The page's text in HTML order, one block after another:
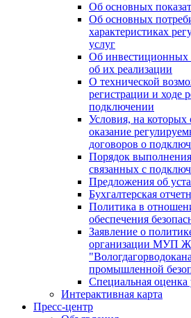
Об основных
Об основных
характеристиках
услуг
Об инвестиционных
об их реализации
О технической
регистрации и ходе
подключении
Условия, на которых
оказание
договоров о
Порядок
связанных с
Предложения об
Бухгалтерская
Политика в
обеспечения
Заявление о
организации МУП
промышленной
Специальная оценка
Интерактивная карта
Пресс-центр